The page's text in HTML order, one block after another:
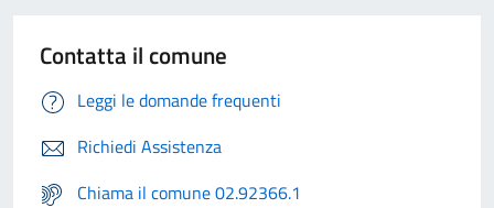
Contatta il comune
Leggi le domande frequenti
Richiedi Assistenza
Chiama il comune 02.92366.1